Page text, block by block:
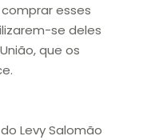
esses
se deles
que os
Levy Salomão